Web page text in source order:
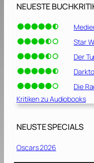
NEUESTE
Star
Der
Die
Kritiken zu Audiobooks
NEUSTE SPECIALS
Oscars 2026